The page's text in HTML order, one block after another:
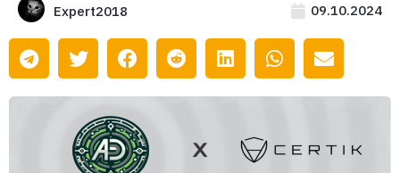
Expert2018 09.10.2024